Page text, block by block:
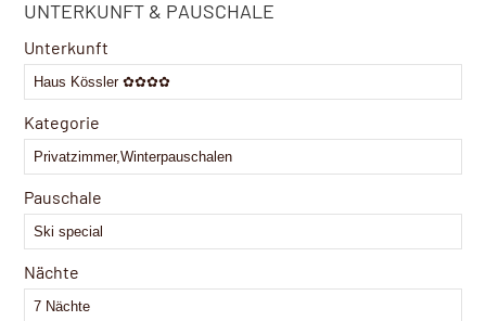
UNTERKUNFT & PAUSCHALE
Unterkunft
Kategorie
Pauschale
Nächte